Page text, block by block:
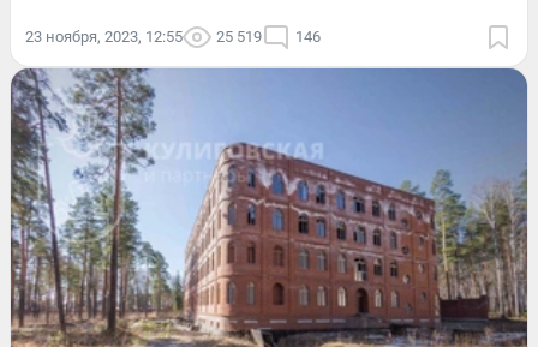
23 ноября, 2023, 12:55 25 519 146